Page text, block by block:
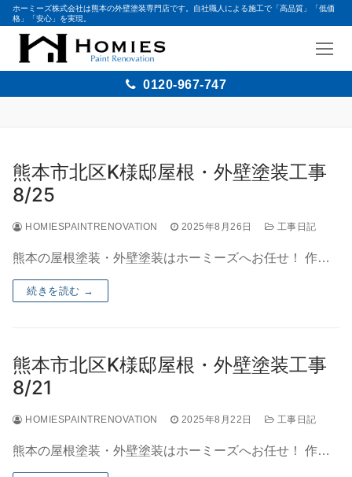
ホーミーズ株式会社は熊本の外壁塗装専門店です。自社職人による施工で「高品質」「低価
格」「安心」を実現。
0120-967-747
熊本市北区K様邸屋根・外壁塗装工事
8/25
HOMIESPAINTRENOVATION 2025年8月26日 工事日記
熊本の屋根塗装・外壁塗装はホーミーズへお任せ！ 作…
続きを読む →
熊本市北区K様邸屋根・外壁塗装工事
8/21
HOMIESPAINTRENOVATION 2025年8月22日 工事日記
熊本の屋根塗装・外壁塗装はホーミーズへお任せ！ 作…